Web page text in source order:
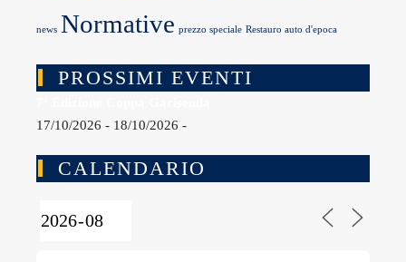
news Normative prezzo speciale Restauro auto d'epoca
PROSSIMI EVENTI
17/10/2026 - 18/10/2026 -
CALENDARIO